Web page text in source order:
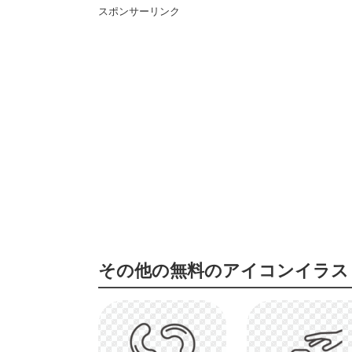
スポンサーリンク
その他の無料のアイコンイラ